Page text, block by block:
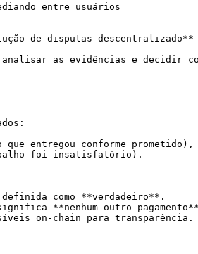
entre usuários
de disputas descentralizado**
as evidências e decidir
entregou conforme prometido),
foi insatisfatório).
como **verdadeiro**.
**nenhum outro
on-chain para transparência.